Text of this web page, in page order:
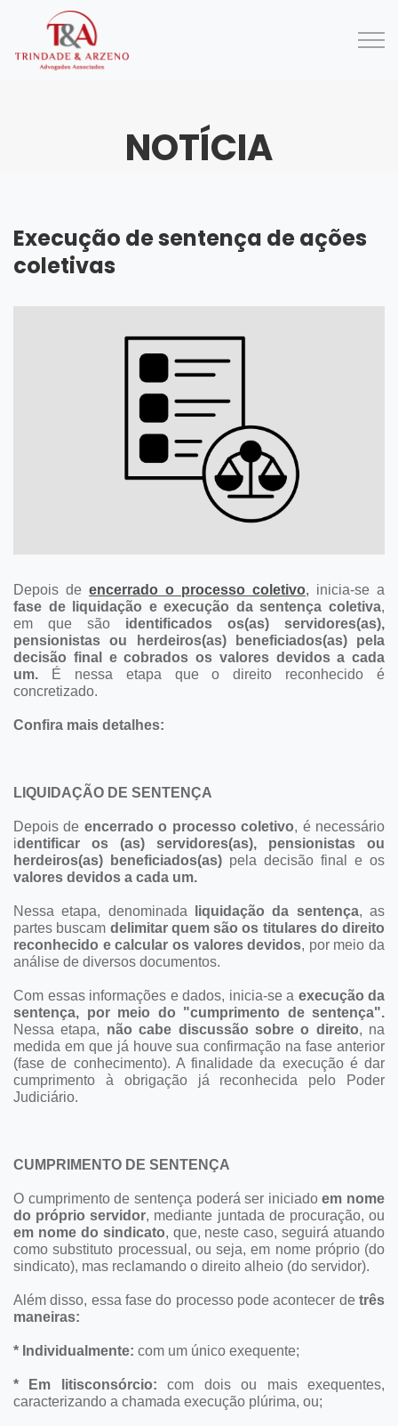
NOTÍCIA
Execução de sentença de ações
coletivas
Depois de encerrado o processo coletivo, inicia-se a
fase de liquidação e execução da sentença coletiva,
em que são identificados os(as) servidores(as),
pensionistas ou herdeiros(as) beneficiados(as) pela
decisão final e cobrados os valores devidos a cada
um. É nessa etapa que o direito reconhecido é
concretizado.
Confira mais detalhes:
LIQUIDAÇÃO DE SENTENÇA
Depois de encerrado o processo coletivo, é necessário
identificar os (as) servidores(as), pensionistas ou
herdeiros(as) beneficiados(as) pela decisão final e os
valores devidos a cada um.
Nessa etapa, denominada liquidação da sentença, as
partes buscam delimitar quem são os titulares do direito
reconhecido e calcular os valores devidos, por meio da
análise de diversos documentos.
Com essas informações e dados, inicia-se a execução da
sentença, por meio do "cumprimento de sentença".
Nessa etapa, não cabe discussão sobre o direito, na
medida em que já houve sua confirmação na fase anterior
(fase de conhecimento). A finalidade da execução é dar
cumprimento à obrigação já reconhecida pelo Poder
Judiciário.
CUMPRIMENTO DE SENTENÇA
O cumprimento de sentença poderá ser iniciadoem nome
do próprio servidor, mediante juntada de procuração, ou
em nome do sindicato, que, neste caso, seguirá atuando
como substituto processual, ou seja, em nome próprio (do
sindicato), mas reclamando o direito alheio (do servidor).
Além disso, essa fase do processo pode acontecer de três
maneiras:
* Individualmente: com um único exequente;
* Em litisconsórcio: com dois ou mais exequentes,
caracterizando a chamada execução plúrima, ou;